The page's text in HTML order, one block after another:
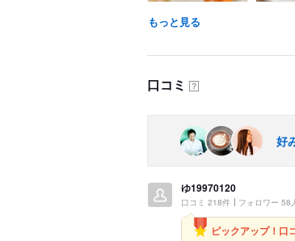
もっと見る
口コミ ？
好
ゆ19970120
口コミ 218件 フォロワー 58
ピックアップ！口